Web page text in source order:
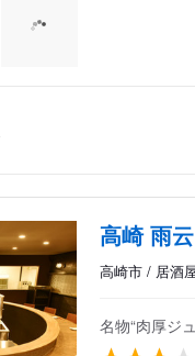
高崎 雨云
高崎市 / 居酒
名物“肉厚ジ